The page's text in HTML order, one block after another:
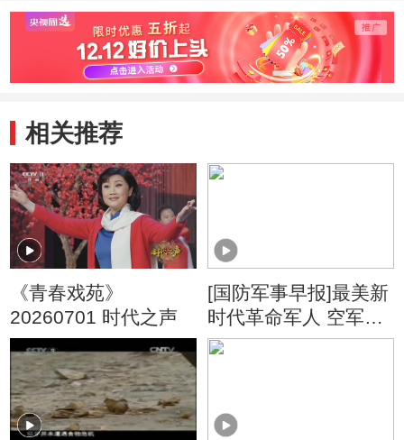
程碑
感染
可
相关推荐
《青春戏苑》
20260701 时代之声
[国防军事早报]最美新
时代革命军人 空军某
部步佳文：向战奋飞